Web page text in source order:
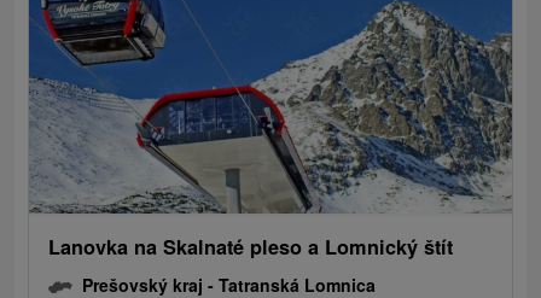
Lanovka na Skalnaté pleso a Lomnický štít
Prešovský kraj -Tatranská Lomnica